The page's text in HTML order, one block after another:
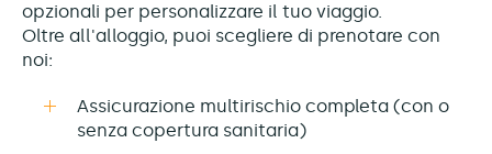
opzionali per personalizzare il tuo viaggio.
Oltre all'alloggio, puoi scegliere di prenotare con
noi:
Assicurazione multirischio completa (con o
senza copertura sanitaria)